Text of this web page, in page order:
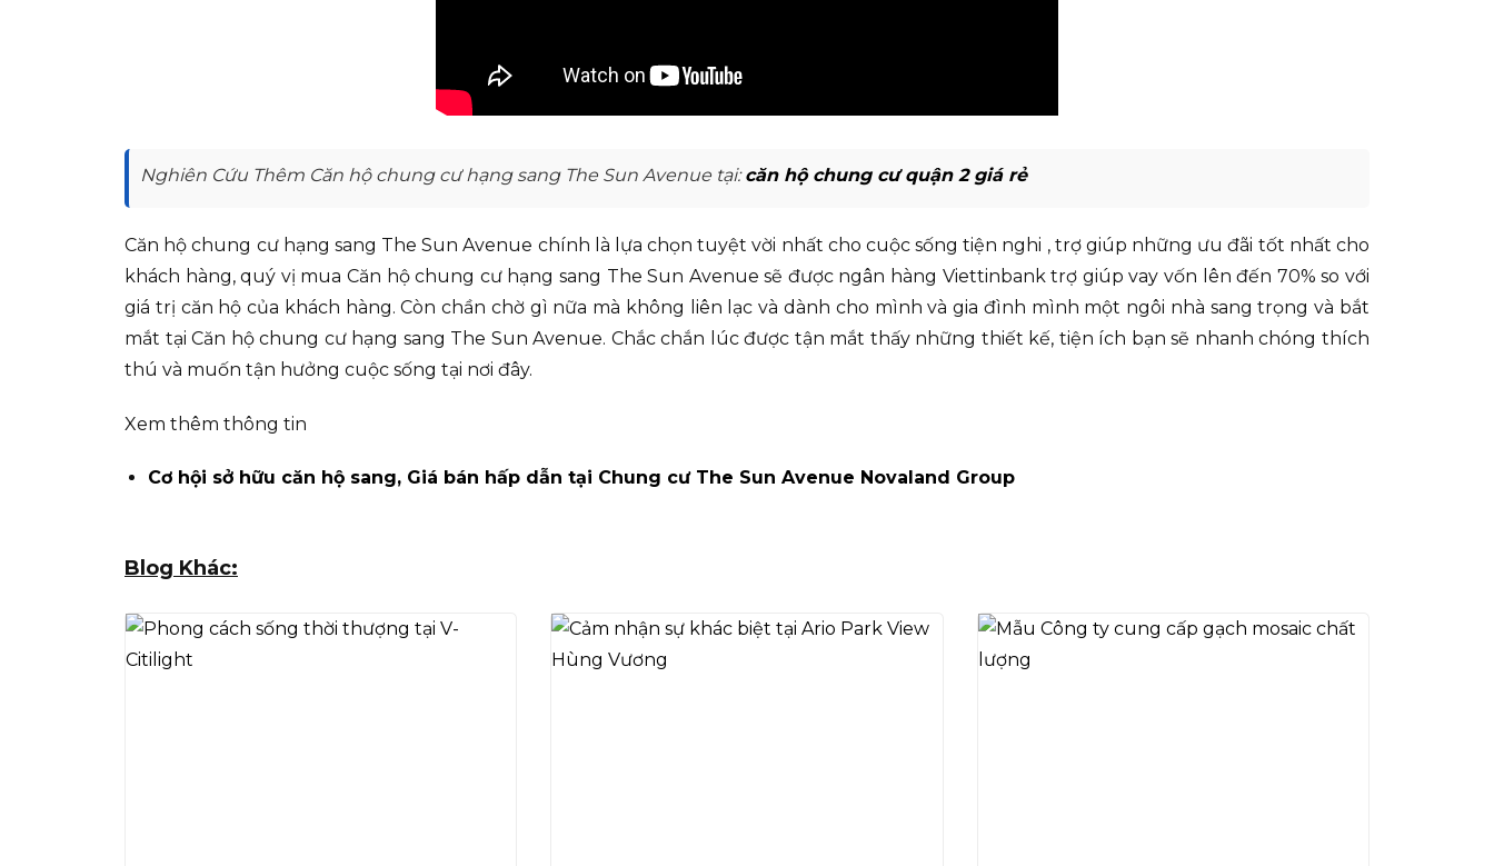
Nghiên Cứu Thêm Căn hộ chung cư hạng sang The Sun Avenue tại:căn hộ chung cư quận 2 giá rẻ
Căn hộ chung cư hạng sang The Sun Avenue chính là lựa chọn tuyệt vời nhất cho cuộc sống tiện nghi , trợ giúp những ưu đãi tốt nhất cho
khách hàng, quý vị mua Căn hộ chung cư hạng sang The Sun Avenue sẽ được ngân hàng Viettinbank trợ giúp vay vốn lên đến 70% so với
giá trị căn hộ của khách hàng. Còn chần chờ gì nữa mà không liên lạc và dành cho mình và gia đình mình một ngôi nhà sang trọng và bắt
mắt tại Căn hộ chung cư hạng sang The Sun Avenue. Chắc chắn lúc được tận mắt thấy những thiết kế, tiện ích bạn sẽ nhanh chóng thích
thú và muốn tận hưởng cuộc sống tại nơi đây.
Xem thêm thông tin
Cơ hội sở hữu căn hộ sang, Giá bán hấp dẫn tại Chung cư The Sun Avenue Novaland Group
Blog Khác: